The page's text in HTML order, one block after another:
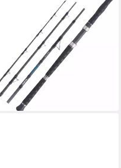
Pilkrute Adrenalin Travel
Heavy 700 2,15m 200-700g
259,00 €
lieferbar - in 2-3 Werktagen bei dir